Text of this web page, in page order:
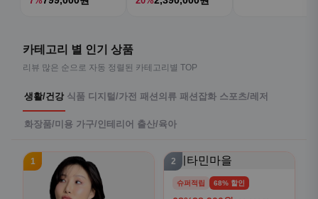
카테고리 별 인기 상품
리뷰 많은 순으로 자동 정렬된 카테고리별 TOP
생활/건강 식품 디지털/가전 패션의류 패션잡화 스포츠/레저
화장품/미용 가구/인테리어 출산/육아
1 2
슈퍼적립 68% 할인